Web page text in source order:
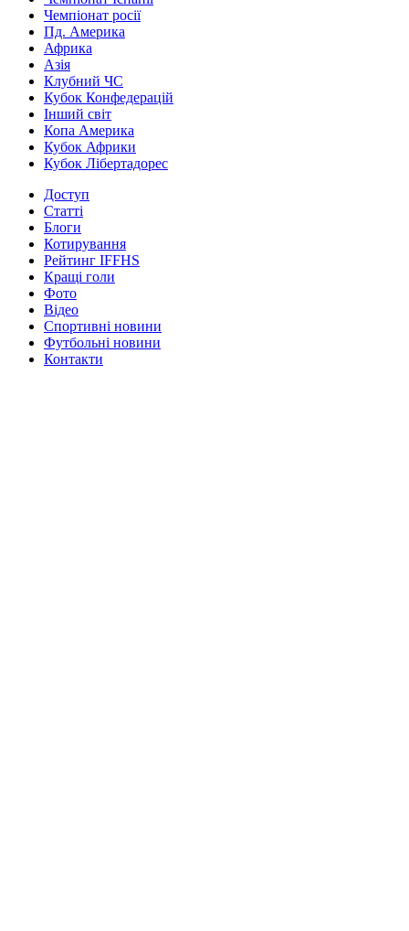
Чемпіонат росії
Пд. Америка
Африка
Азія
Клубний ЧС
Кубок Конфедерацій
Інший світ
Копа Америка
Кубок Африки
Кубок Лібертадорес
Доступ
Статті
Блоги
Котирування
Рейтинг IFFHS
Кращі голи
Фото
Відео
Спортивні новини
Футбольні новини
Контакти